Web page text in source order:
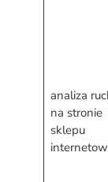
analiza
na stronie
sklepu